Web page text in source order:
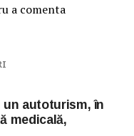
a comenta
autoturism, în
medicală,